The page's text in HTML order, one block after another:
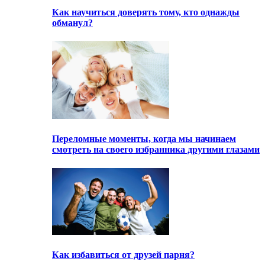
Как научиться доверять тому, кто однажды
обманул?
Переломные моменты, когда мы начинаем
смотреть на своего избранника другими глазами
Как избавиться от друзей парня?